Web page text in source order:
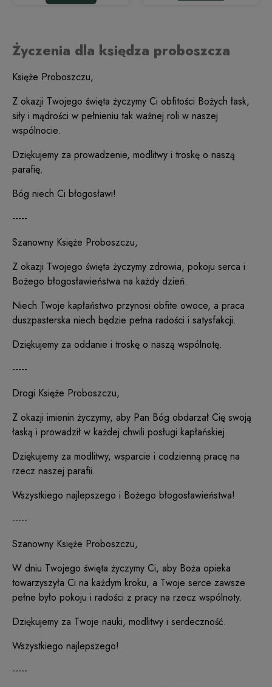
Życzenia dla księdza proboszcza
Księże Proboszczu,
Z okazji Twojego święta życzymy Ci obfitości Bożych łask,
siły i mądrości w pełnieniu tak ważnej roli w naszej
wspólnocie.
Dziękujemy za prowadzenie, modlitwy i troskę o naszą
parafię.
Bóg niech Ci błogosławi!
-----
Szanowny Księże Proboszczu,
Z okazji Twojego święta życzymy zdrowia, pokoju serca i
Bożego błogosławieństwa na każdy dzień.
Niech Twoje kapłaństwo przynosi obfite owoce, a praca
duszpasterska niech będzie pełna radości i satysfakcji.
Dziękujemy za oddanie i troskę o naszą wspólnotę.
-----
Drogi Księże Proboszczu,
Z okazji imienin życzymy, aby Pan Bóg obdarzał Cię swoją
łaską i prowadził w każdej chwili posługi kapłańskiej.
Dziękujemy za modlitwy, wsparcie i codzienną pracę na
rzecz naszej parafii.
Wszystkiego najlepszego i Bożego błogosławieństwa!
-----
Szanowny Księże Proboszczu,
W dniu Twojego święta życzymy Ci, aby Boża opieka
towarzyszyła Ci na każdym kroku, a Twoje serce zawsze
pełne było pokoju i radości z pracy na rzecz wspólnoty.
Dziękujemy za Twoje nauki, modlitwy i serdeczność.
Wszystkiego najlepszego!
-----